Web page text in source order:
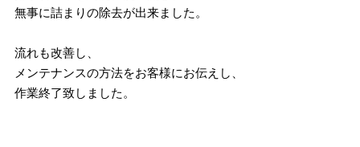
無事に詰まりの除去が出来ました。
流れも改善し、
メンテナンスの方法をお客様にお伝えし、
作業終了致しました。